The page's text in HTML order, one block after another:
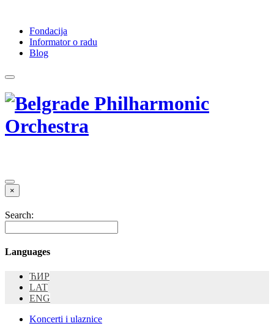
Fondacija
Informator o radu
Blog
×
Search:
Languages
ЋИР
LAT
ENG
Koncerti i ulaznice